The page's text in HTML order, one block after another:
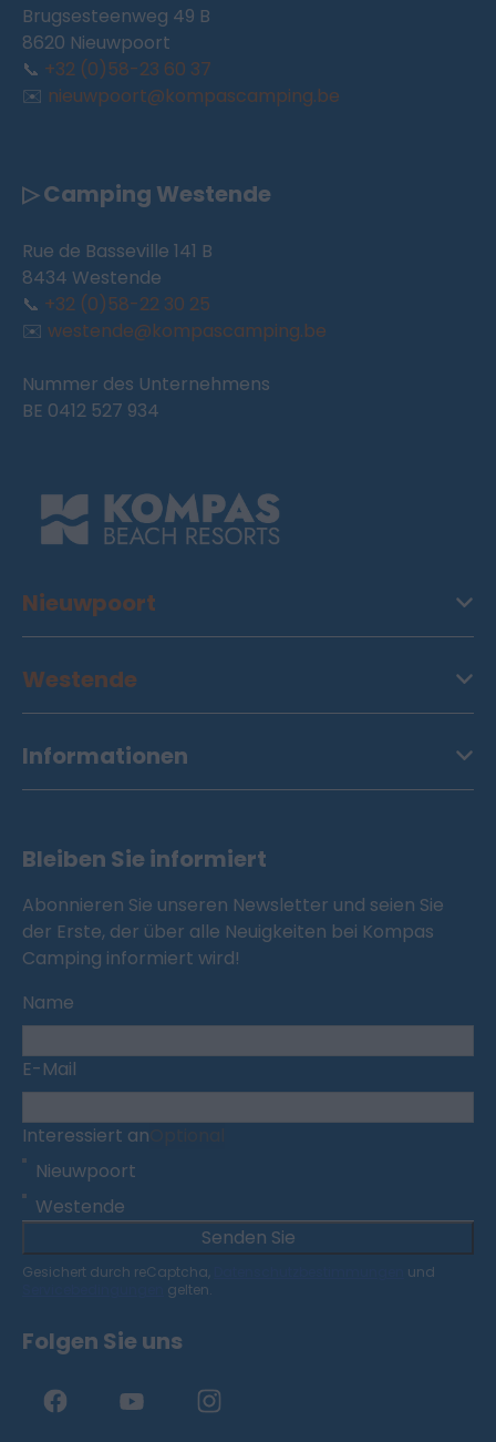
Brugsesteenweg 49 B
8620 Nieuwpoort
📞 +32 (0)58-23 60 37
✉️ nieuwpoort@kompascamping.be
▷ Camping Westende
Rue de Basseville 141 B
8434 Westende
📞 +32 (0)58-22 30 25
✉️ westende@kompascamping.be
Nummer des Unternehmens
BE 0412 527 934
Nieuwpoort
Westende
Informationen
Bleiben Sie informiert
Abonnieren Sie unseren Newsletter und seien Sie
der Erste, der über alle Neuigkeiten bei Kompas
Camping informiert wird!
Name
E-Mail
Interessiert an
Nieuwpoort
Westende
Senden Sie
Gesichert durch reCaptcha,
und
gelten.
Folgen Sie uns